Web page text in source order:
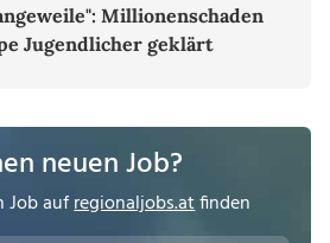
Millionenschaden
Jugendlicher geklärt
neuen Job?
Job aufregionaljobs.atfinden